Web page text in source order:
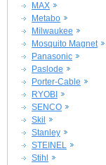
MAX
Metabo
Milwaukee
Mosquito Magnet
Panasonic
Paslode
Porter-Cable
RYOBI
SENCO
Skil
Stanley
STEINEL
Stihl